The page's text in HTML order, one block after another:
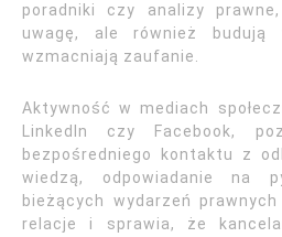
poradniki czy analizy
uwagę, ale również budują
wzmacniają zaufanie.
Aktywność w mediach
LinkedIn czy Facebook,
bezpośredniego kontaktu z
wiedzą, odpowiadanie na
bieżących wydarzeń
relacje i sprawia, że